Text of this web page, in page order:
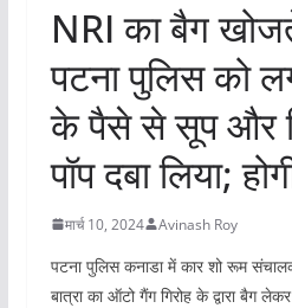
NRI का बैग
पटना पुलिस को
के पैसे से सूप और
पॉप दबा लिया;
मार्च 10, 2024 Avinash Roy
पटना पुलिस कनाडा में कार शो रूम
बात्रा का ऑटो गैंग गिरोह के द्वारा बैग